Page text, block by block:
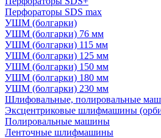
Перфораторы SDS max
УШМ (болгарки)
УШМ (болгарки) 76 мм
УШМ (болгарки) 115 мм
УШМ (болгарки) 125 мм
УШМ (болгарки) 150 мм
УШМ (болгарки) 180 мм
УШМ (болгарки) 230 мм
Шлифовальные, полировальные
Эксцентриковые шлифмашины
Полировальные машины
Ленточные шлифмашины